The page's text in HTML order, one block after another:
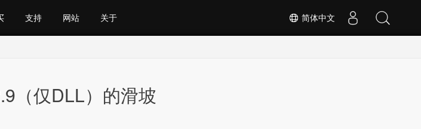
简体中文
支持 网站 关于
（仅DLL）的滑坡